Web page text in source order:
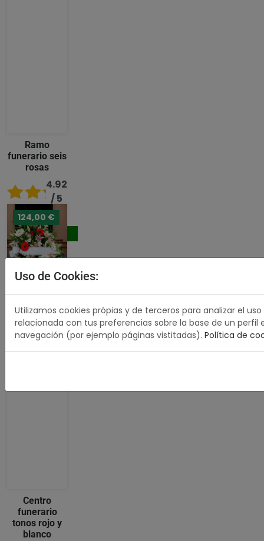
Ramo
funerario seis
rosas
4.92
/ 5
80,00 €
Comprar
124,00 €
Centro
funerario
tonos rojo y
blanco
Uso de Cookies:
Utilizamos cookies própias y de terceros para analizar el
relacionada con tus preferencias sobre la base de un perfil
navegación (por ejemplo páginas vistitadas). Política de